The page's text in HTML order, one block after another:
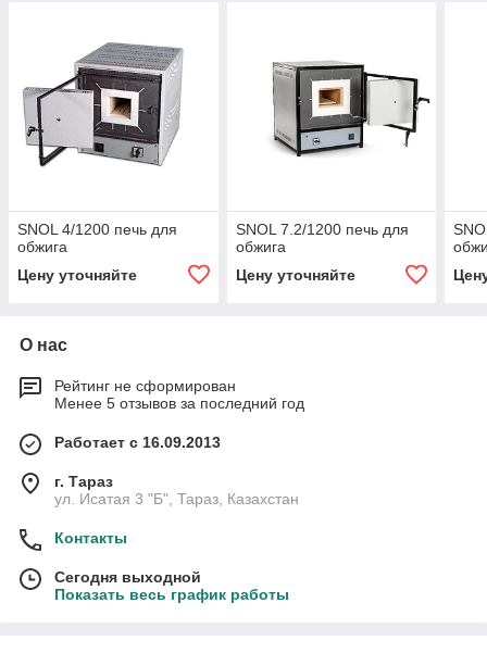
SNOL 4/1200 печь для
обжига
Цену уточняйте
SNOL 7.2/1200 печь для
обжига
Цену уточняйте
О нас
Рейтинг не сформирован
Менее 5 отзывов за последний год
Работает с 16.09.2013
г. Тараз
ул. Исатая 3 "Б", Тараз, Казахстан
Контакты
Сегодня выходной
Показать весь график работы